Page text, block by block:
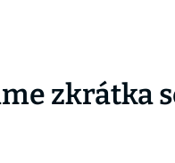
zkrátka